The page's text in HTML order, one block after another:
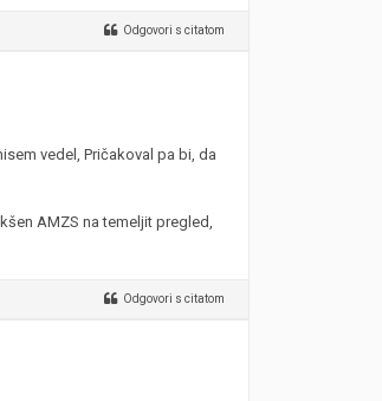
Odgovori s citatom
vedel, Pričakoval pa bi, da
AMZS na temeljit pregled,
Odgovori s citatom